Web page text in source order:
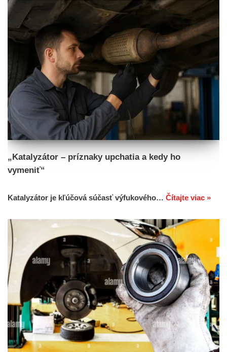
„Katalyzátor – príznaky upchatia a kedy ho
vymeniť“
Katalyzátor je kľúčová súčasť výfukového… Čítajte viac »